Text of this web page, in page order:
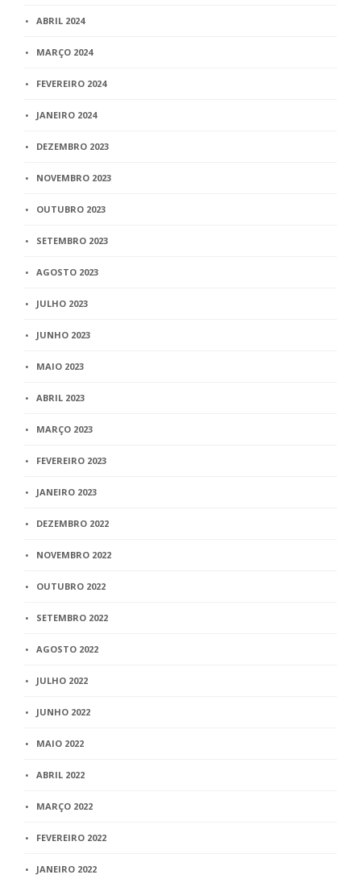
ABRIL 2024
MARÇO 2024
FEVEREIRO 2024
JANEIRO 2024
DEZEMBRO 2023
NOVEMBRO 2023
OUTUBRO 2023
SETEMBRO 2023
AGOSTO 2023
JULHO 2023
JUNHO 2023
MAIO 2023
ABRIL 2023
MARÇO 2023
FEVEREIRO 2023
JANEIRO 2023
DEZEMBRO 2022
NOVEMBRO 2022
OUTUBRO 2022
SETEMBRO 2022
AGOSTO 2022
JULHO 2022
JUNHO 2022
MAIO 2022
ABRIL 2022
MARÇO 2022
FEVEREIRO 2022
JANEIRO 2022